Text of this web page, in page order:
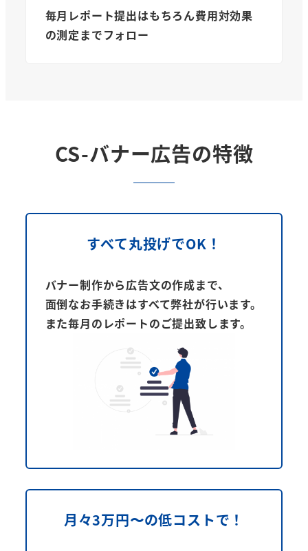
毎月レポート提出はもちろん費用対効果
の測定までフォロー
CS-バナー広告の特徴
すべて丸投げでOK！
バナー制作から広告文の作成まで、
面倒なお手続きはすべて弊社が行います。
また毎月のレポートのご提出致します。
月々3万円〜の低コストで！